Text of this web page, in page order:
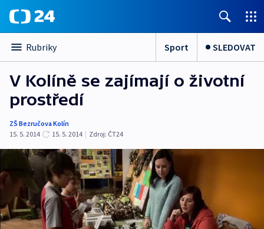
Rubriky Sport SLEDOVAT
V Kolíně se zajímají o životní
prostředí
ZŠ Bezručova Kolín
15. 5. 2014
15. 5. 2014 | Zdroj: ČT24